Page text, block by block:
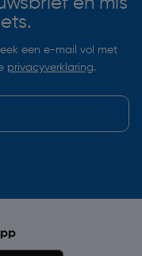
een e-mail vol met
privacyverklaring.